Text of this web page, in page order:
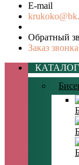
E-mail
Обратный
Заказ звонка